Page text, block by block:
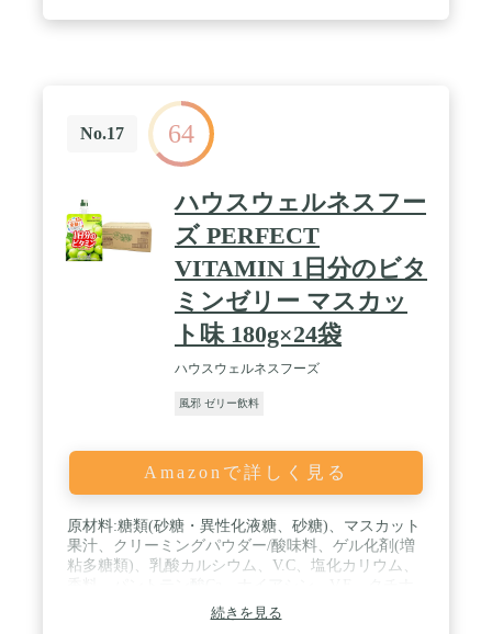
コンディショニングにもぴったりです。 / 【利用シ
ーン3】ジムや自宅での運動や筋トレで筋肉を付け
たい方、カラダづくりやダイエットの為に運動する
方にもぴったりです。 / 6個セットでの販売ですの
で、ご自宅でのストックに便利です。 / 【1袋(180g)
あたり】エネルギー:160kcal、アミノ酸:1500mg、カ
ルシウム:2470mg、ビタミン:338mg
No.17 64
ハウスウェルネスフー
ズ PERFECT
VITAMIN 1日分のビタ
ミンゼリー マスカッ
ト味 180g×24袋
ハウスウェルネスフーズ
風邪 ゼリー飲料
Amazonで詳しく見る
原材料:糖類(砂糖・異性化液糖、砂糖)、マスカット
果汁、クリーミングパウダー/酸味料、ゲル化剤(増
粘多糖類)、乳酸カルシウム、V.C、塩化カリウム、
シ色素、V.B1、V.A、V.B6、V.B2、葉酸、V.K、ビオ
チン、V.D、V.B12 / 内容量:180g×24本 / カロリー:[1
続きを見る